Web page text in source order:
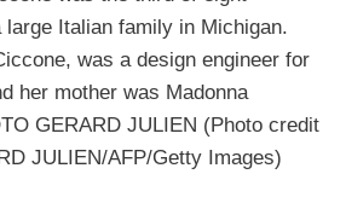
Italian family in Michigan.
was a design engineer for
her mother was Madonna
GERARD JULIEN (Photo credit
JULIEN/AFP/Getty Images)